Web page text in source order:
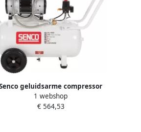
geluidsarme compressor
AC24050 AFN0033
1 webshop
€ 564,53